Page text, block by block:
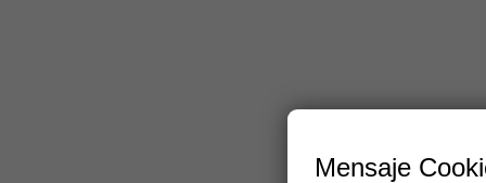
Mensaje